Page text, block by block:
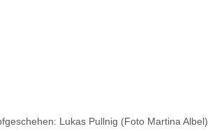
Lukas Pullnig (Foto Martina Albel)